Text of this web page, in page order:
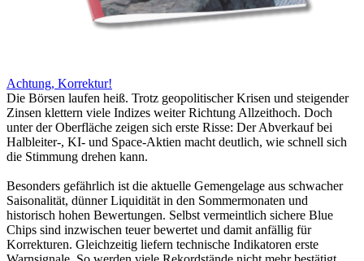
Achtung, Korrektur!
Die Börsen laufen heiß. Trotz geopolitischer Krisen und steigender
Zinsen klettern viele Indizes weiter Richtung Allzeithoch. Doch
unter der Oberfläche zeigen sich erste Risse: Der Abverkauf bei
Halbleiter-, KI- und Space-Aktien macht deutlich, wie schnell sich
die Stimmung drehen kann.
Besonders gefährlich ist die aktuelle Gemengelage aus schwacher
Saisonalität, dünner Liquidität in den Sommermonaten und
historisch hohen Bewertungen. Selbst vermeintlich sichere Blue
Chips sind inzwischen teuer bewertet und damit anfällig für
Korrekturen. Gleichzeitig liefern technische Indikatoren erste